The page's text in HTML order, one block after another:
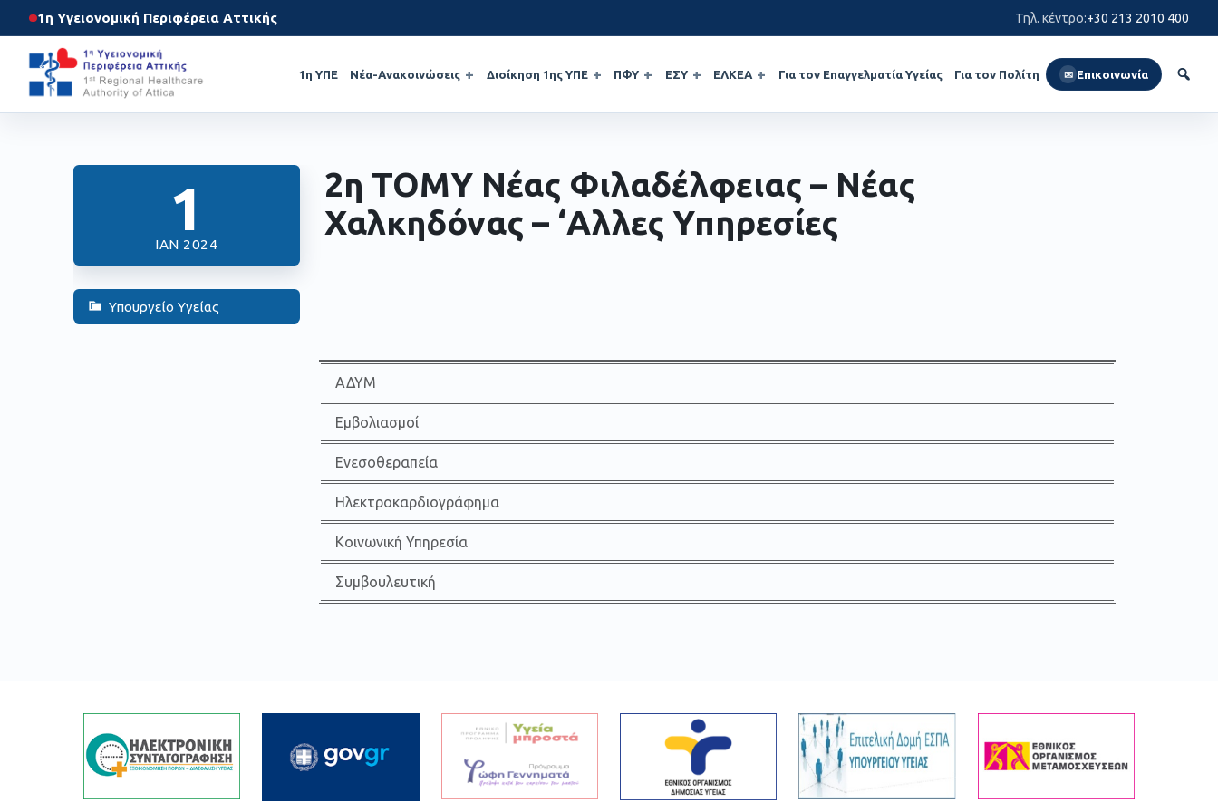
1η Υγειονομική Περιφέρεια Αττικής Τηλ. κέντρο:+30 213 2010 400
1η ΥΠΕ Νέα-Ανακοινώσεις Διοίκηση 1ης ΥΠΕ ΠΦΥ ΕΣΥ ΕΛΚΕΑ Για τον Επαγγελματία Υγείας Για τον Πολίτη ✉ Επικοινωνία
1
ΙΑΝ 2024
Υπουργείο Υγείας
2η ΤΟΜΥ Νέας Φιλαδέλφειας – Νέας
Χαλκηδόνας – ‘Αλλες Υπηρεσίες
ΑΔΥΜ
Εμβολιασμοί
Ενεσοθεραπεία
Ηλεκτροκαρδιογράφημα
Κοινωνική Υπηρεσία
Συμβουλευτική